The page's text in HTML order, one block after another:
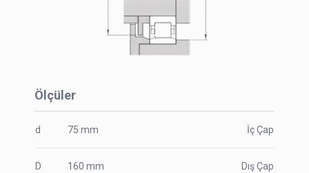
Ölçüler
d 75 mm İç Çap
D 160 mm Dış Çap